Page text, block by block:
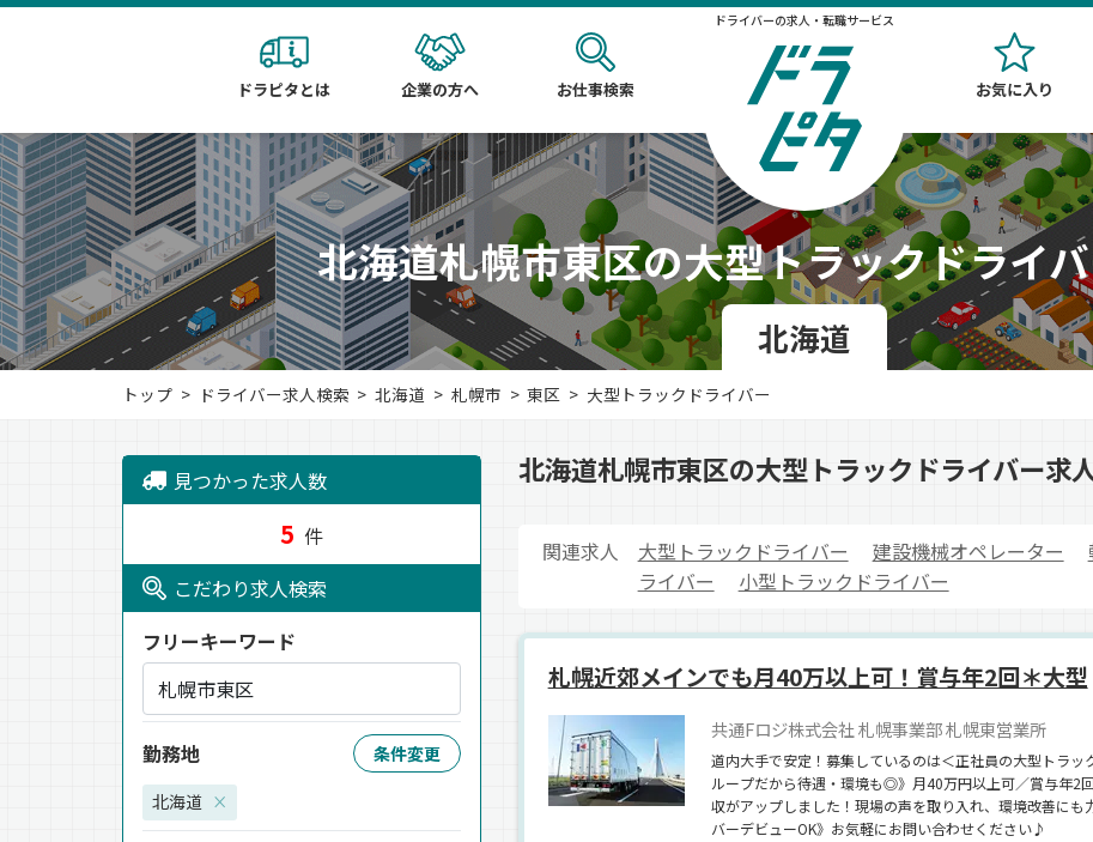
ドライバーの求人・転職サービス
ドラピタとは 企業の方へ お仕事検索 お気に入り
北海道札幌市東区の大型トラックドライ
北海道
トップ ドライバー求人検索 北海道 札幌市 東区 大型トラックドライバー
北海道札幌市東区の大型トラックドライバー求
関連求人 大型トラックドライバー 建設機械オペレーター
ライバー
小型トラックドライバー
札幌近郊メインでも月40万以上可！賞与年2回＊大型
共通Fロジ株式会社 札幌事業部 札幌東営業所
道内大手で安定！募集しているのは＜正社員の大型トラ
ループだから待遇・環境も◎》月40万円以上可／賞与年2
収がアップしました！現場の声を取り入れ、環境改善に
バーデビューOK》お気軽にお問い合わせください♪
見つかった求人数
5 件
こだわり求人検索
フリーキーワード
勤務地 条件変更
北海道 ×